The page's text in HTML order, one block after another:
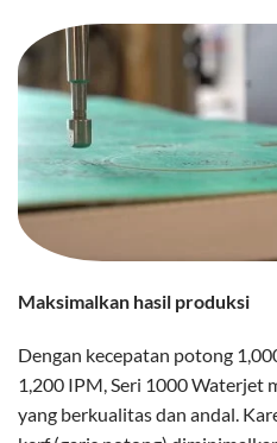
Maksimalkan hasil produksi
Dengan kecepatan potong
1,200 IPM, Seri 1000 Waterjet
yang berkualitas dan andal.